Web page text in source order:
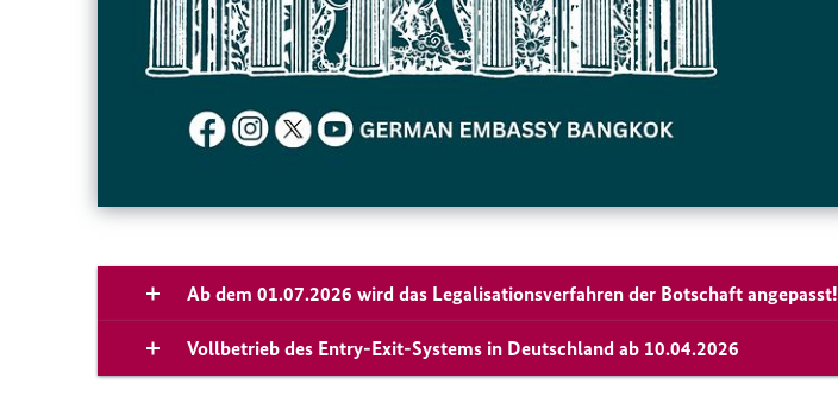
Ab dem 01.07.2026 wird das Legalisationsverfahren der Botschaft angepasst!
Vollbetrieb des Entry-Exit-Systems in Deutschland ab 10.04.2026